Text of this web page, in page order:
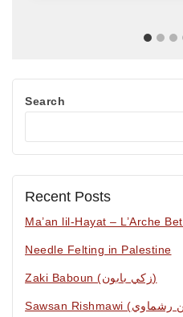
Search
Recent Posts
Needle Felting in Palestine
Zaki Baboun (زكي بابون)